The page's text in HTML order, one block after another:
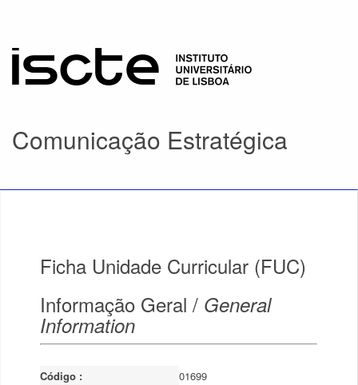
Comunicação Estratégica
Ficha Unidade Curricular (FUC)
Informação Geral / General
Information
Código :
01699